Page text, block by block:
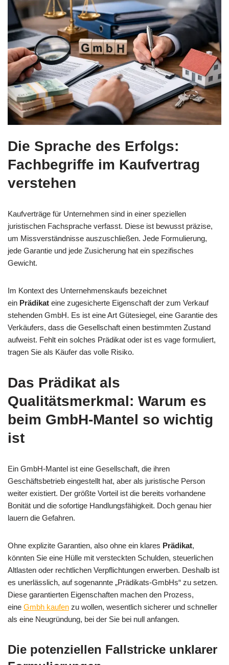
Die Sprache des Erfolgs:
Fachbegriffe im Kaufvertrag
verstehen
Kaufverträge für Unternehmen sind in einer speziellen
juristischen Fachsprache verfasst. Diese ist bewusst präzise,
um Missverständnisse auszuschließen. Jede Formulierung,
jede Garantie und jede Zusicherung hat ein spezifisches
Gewicht.
Im Kontext des Unternehmenskaufs bezeichnet
ein Prädikat eine zugesicherte Eigenschaft der zum Verkauf
stehenden GmbH. Es ist eine Art Gütesiegel, eine Garantie des
Verkäufers, dass die Gesellschaft einen bestimmten Zustand
aufweist. Fehlt ein solches Prädikat oder ist es vage formuliert,
tragen Sie als Käufer das volle Risiko.
Das Prädikat als
Qualitätsmerkmal: Warum es
beim GmbH-Mantel so wichtig
ist
Ein GmbH-Mantel ist eine Gesellschaft, die ihren
Geschäftsbetrieb eingestellt hat, aber als juristische Person
weiter existiert. Der größte Vorteil ist die bereits vorhandene
Bonität und die sofortige Handlungsfähigkeit. Doch genau hier
lauern die Gefahren.
Ohne explizite Garantien, also ohne ein klares Prädikat,
könnten Sie eine Hülle mit versteckten Schulden, steuerlichen
Altlasten oder rechtlichen Verpflichtungen erwerben. Deshalb ist
es unerlässlich, auf sogenannte „Prädikats-GmbHs“ zu setzen.
Diese garantierten Eigenschaften machen den Prozess,
eine Gmbh kaufen zu wollen, wesentlich sicherer und schneller
als eine Neugründung, bei der Sie bei null anfangen.
Die potenziellen Fallstricke unklarer